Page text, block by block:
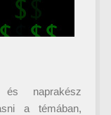
naprakész
a témában,